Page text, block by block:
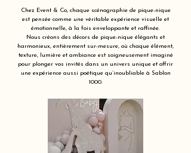
Chez Event & Co, chaque scénographie de pique-nique
est pensée comme une véritable expérience visuelle et
émotionnelle, à la fois enveloppante et raffinée.
Nous créons des décors de pique-nique élégants et
harmonieux, entièrement sur-mesure, où chaque élément,
texture, lumière et ambiance est soigneusement imaginé
pour plonger vos invités dans un univers unique et offrir
une expérience aussi poétique qu’inoubliable à Sablon
1000.